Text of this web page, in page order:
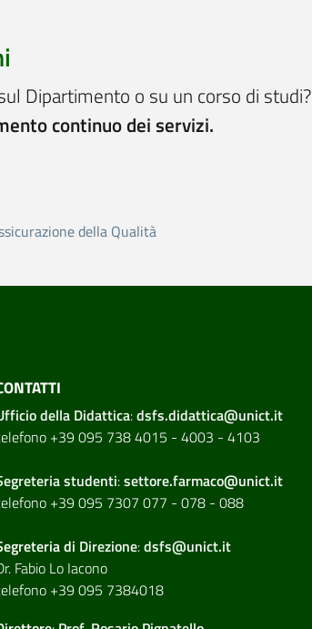
Dipartimento o su un corso di studi?
continuo dei servizi.
della Qualità
della Didattica:dsfs.didattica@unict.it
+39 095 738 4015 - 4003 - 4103
studenti:settore.farmaco@unict.it
+39 095 7307 077 - 078 - 088
di Direzione:dsfs@unict.it
Fabio Lo Iacono
+39 095 7384018